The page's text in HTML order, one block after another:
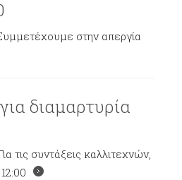
στην απεργία
διαμαρτυρία
τις συντάξεις καλλιτεχνών,